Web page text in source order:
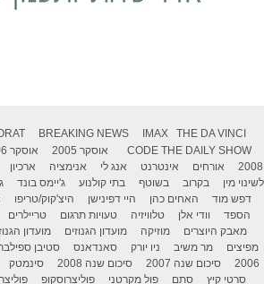
BREAKING NEWS IMAX
THE DA VINCI
CODE THE DAILY SHOW אוסקר 2005 אוסקר 2006
2008
אורחים אינטרנט אנג לי אנימציה ארכיון
לשינוי מין
בקרוב בשוטף בתי קולנוע ג'יימס בונד
דפש מוד
האחים כהן היי דפינישן היצ'קוק/טריפו
הספד
וודי אלן טלוויזיה טעויות תרגום טריילרים
מאבק היוצרים
מוזיקה מועדון הגנוזים מועדון הגנוזים
מפיצים
מר משיב ניו יורק סאנדאנס סטיבן
2006
סיכום שנה 2007 סיכום שנה 2008 סינמטק
סרטי קיץ
סתם פול מקרטני פוליצרוסקופ